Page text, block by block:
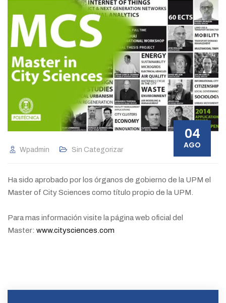
04
AGO
Wpadmin Sin Categorizar
Ha sido aprobado por los órganos de gobierno de la UPM el
Master of City Sciences como título propio de la UPM.
Para mas información visite la página web oficial del
Master: www.citysciences.com